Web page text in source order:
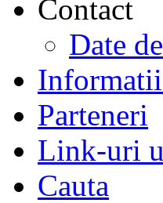
Contact
Date
Parteneri
Link-uri
Cauta